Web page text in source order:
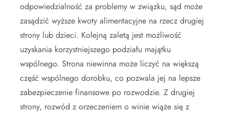
odpowiedzialność za problemy w związku, sąd może
zasądzić wyższe kwoty alimentacyjne na rzecz drugiej
strony lub dzieci. Kolejną zaletą jest możliwość
uzyskania korzystniejszego podziału majątku
wspólnego. Strona niewinna może liczyć na większą
część wspólnego dorobku, co pozwala jej na lepsze
zabezpieczenie finansowe po rozwodzie. Z drugiej
strony, rozwód z orzeczeniem o winie wiąże się z